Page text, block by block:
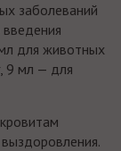
заболеваний
для животных
9 мл — для